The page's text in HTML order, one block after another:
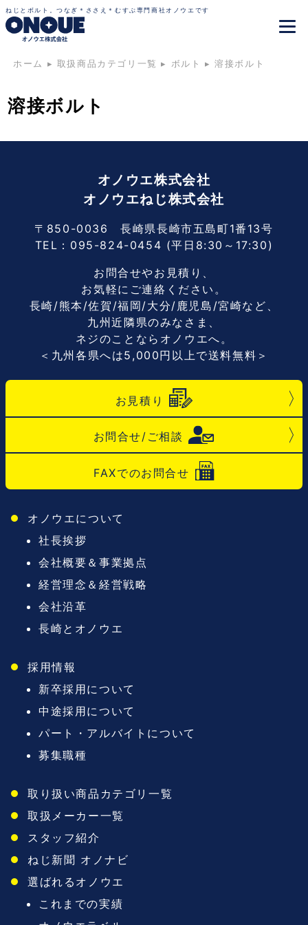
ねじとボルト。つなぎ＊ささえ＊むすぶ専門商社オノウエです
ホーム ▸ 取扱商品カテゴリ一覧 ▸ ボルト ▸溶接ボルト
溶接ボルト
オノウエ株式会社
オノウエねじ株式会社
〒850-0036 長崎県長崎市五島町1番13号
TEL： 095-824-0454 (平日8:30～17:30)
お問合せやお見積り、
お気軽にご連絡ください。
長崎/熊本/佐賀/福岡/大分/鹿児島/宮崎など、
九州近隣県のみなさま、
ネジのことならオノウエへ。
＜九州各県へは5,000円以上で送料無料＞
お見積り
お問合せ/ご相談
FAXでのお問合せ
オノウエについて
社長挨拶
会社概要＆事業拠点
経営理念＆経営戦略
会社沿革
長崎とオノウエ
採用情報
新卒採用について
中途採用について
パート・アルバイトについて
募集職種
取り扱い商品カテゴリ一覧
取扱メーカー一覧
スタッフ紹介
ねじ新聞 オノナビ
選ばれるオノウエ
これまでの実績